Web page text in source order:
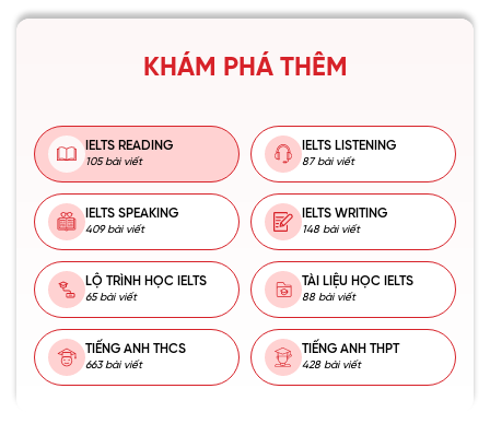
KHÁM PHÁ THÊM
IELTS READING
105 bài viết
IELTS LISTENING
87 bài viết
IELTS SPEAKING
409 bài viết
IELTS WRITING
148 bài viết
LỘ TRÌNH HỌC IELTS
65 bài viết
TÀI LIỆU HỌC IELTS
88 bài viết
TIẾNG ANH THCS
663 bài viết
TIẾNG ANH THPT
428 bài viết